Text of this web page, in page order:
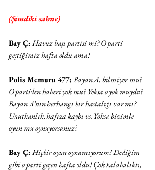
(Şimdiki sahne)
Bay Ç: Havuz başı partisi mi? O parti
geçtiğimiz hafta oldu ama!
Polis Memuru 477: Bayan A, bilmiyor mu?
O partiden haberi yok mu? Yoksa o yok muydu?
Bayan A’nın herhangi bir hastalığı var mı?
Unutkanlık, hafıza kaybı vs. Yoksa bizimle
oyun mu oynuyorsunuz?
Bay Ç: Hiçbir oyun oynamıyorum! Dediğim
gibi o parti geçen hafta oldu! Çok kalabalıktı,